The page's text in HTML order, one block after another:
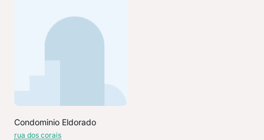
Condominio Eldorado
rua dos corais